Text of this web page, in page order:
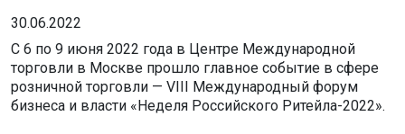
30.06.2022
С 6 по 9 июня 2022 года в Центре Международной
торговли в Москве прошло главное событие в сфере
розничной торговли — VIII Международный форум
бизнеса и власти «Неделя Российского Ритейла-2022».